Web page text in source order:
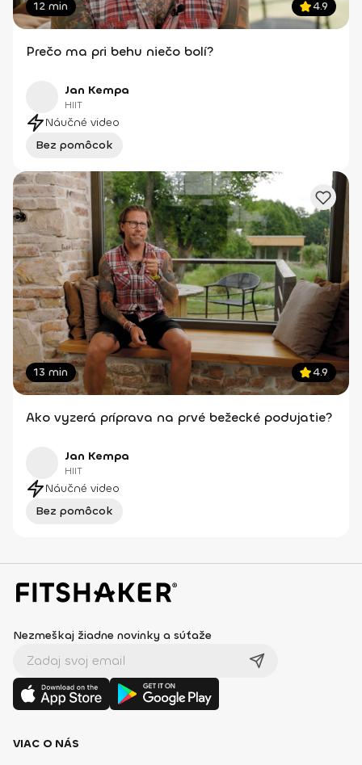
12 min 4.9
Prečo ma pri behu niečo bolí?
Jan Kempa
HIIT
Náučné video
Bez pomôcok
13 min 4.9
Ako vyzerá príprava na prvé bežecké podujatie?
Jan Kempa
HIIT
Náučné video
Bez pomôcok
Nezmeškaj žiadne novinky a súťaže
VIAC O NÁS